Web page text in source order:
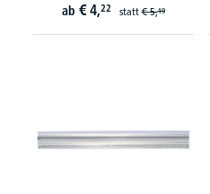
ab € 4,22 statt€ 5,19